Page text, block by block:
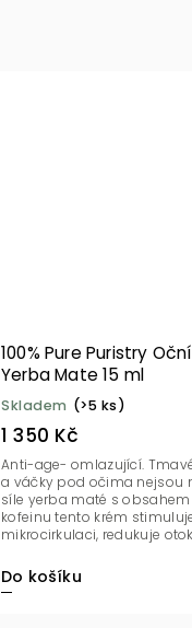
100% Pure Puristry
Yerba Mate 15 ml
Skladem (>5 ks)
1 350 Kč
Do košíku
Anti-age- omlazující.
a váčky pod očima nejsou
síle yerba maté s
kofeinu tento krém
mikrocirkulaci, redukuje